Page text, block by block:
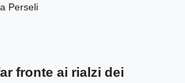
Perseli
fronte ai rialzi dei